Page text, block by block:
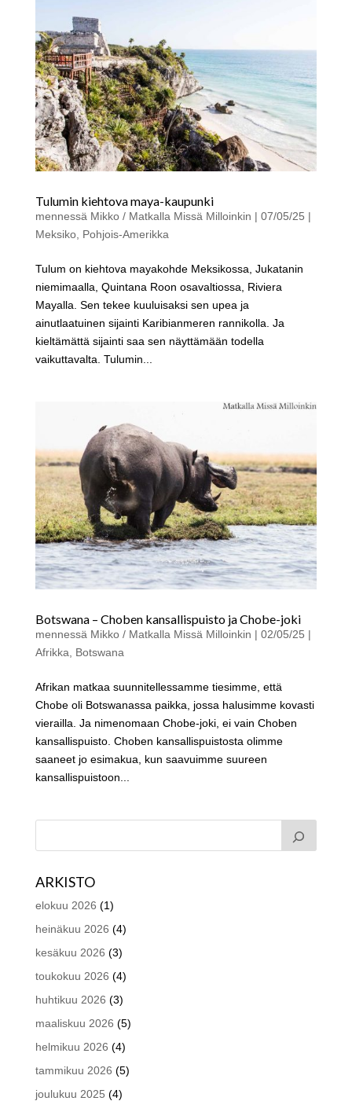
Tulumin kiehtova maya-kaupunki
mennessä Mikko / Matkalla Missä Milloinkin | 07/05/25 |
Meksiko, Pohjois-Amerikka
Tulum on kiehtova mayakohde Meksikossa, Jukatanin
niemimaalla, Quintana Roon osavaltiossa, Riviera
Mayalla. Sen tekee kuuluisaksi sen upea ja
ainutlaatuinen sijainti Karibianmeren rannikolla. Ja
kieltämättä sijainti saa sen näyttämään todella
vaikuttavalta. Tulumin...
Botswana – Choben kansallispuisto ja Chobe-joki
mennessä Mikko / Matkalla Missä Milloinkin | 02/05/25 |
Afrikka
Botswana
Afrikan matkaa suunnitellessamme tiesimme, että
Chobe oli Botswanassa paikka, jossa halusimme kovasti
vierailla. Ja nimenomaan Chobe-joki, ei vain Choben
kansallispuisto. Choben kansallispuistosta olimme
saaneet jo esimakua, kun saavuimme suureen
kansallispuistoon...
ARKISTO
elokuu 2026 (1)
heinäkuu 2026 (4)
kesäkuu 2026 (3)
toukokuu 2026 (4)
huhtikuu 2026 (3)
maaliskuu 2026 (5)
helmikuu 2026 (4)
tammikuu 2026 (5)
joulukuu 2025 (4)